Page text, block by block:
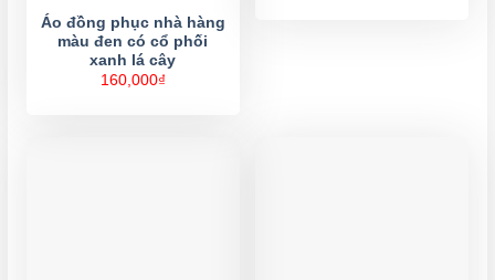
Áo đồng phục nhà hàng
màu đen có cổ phối
xanh lá cây
160,000₫